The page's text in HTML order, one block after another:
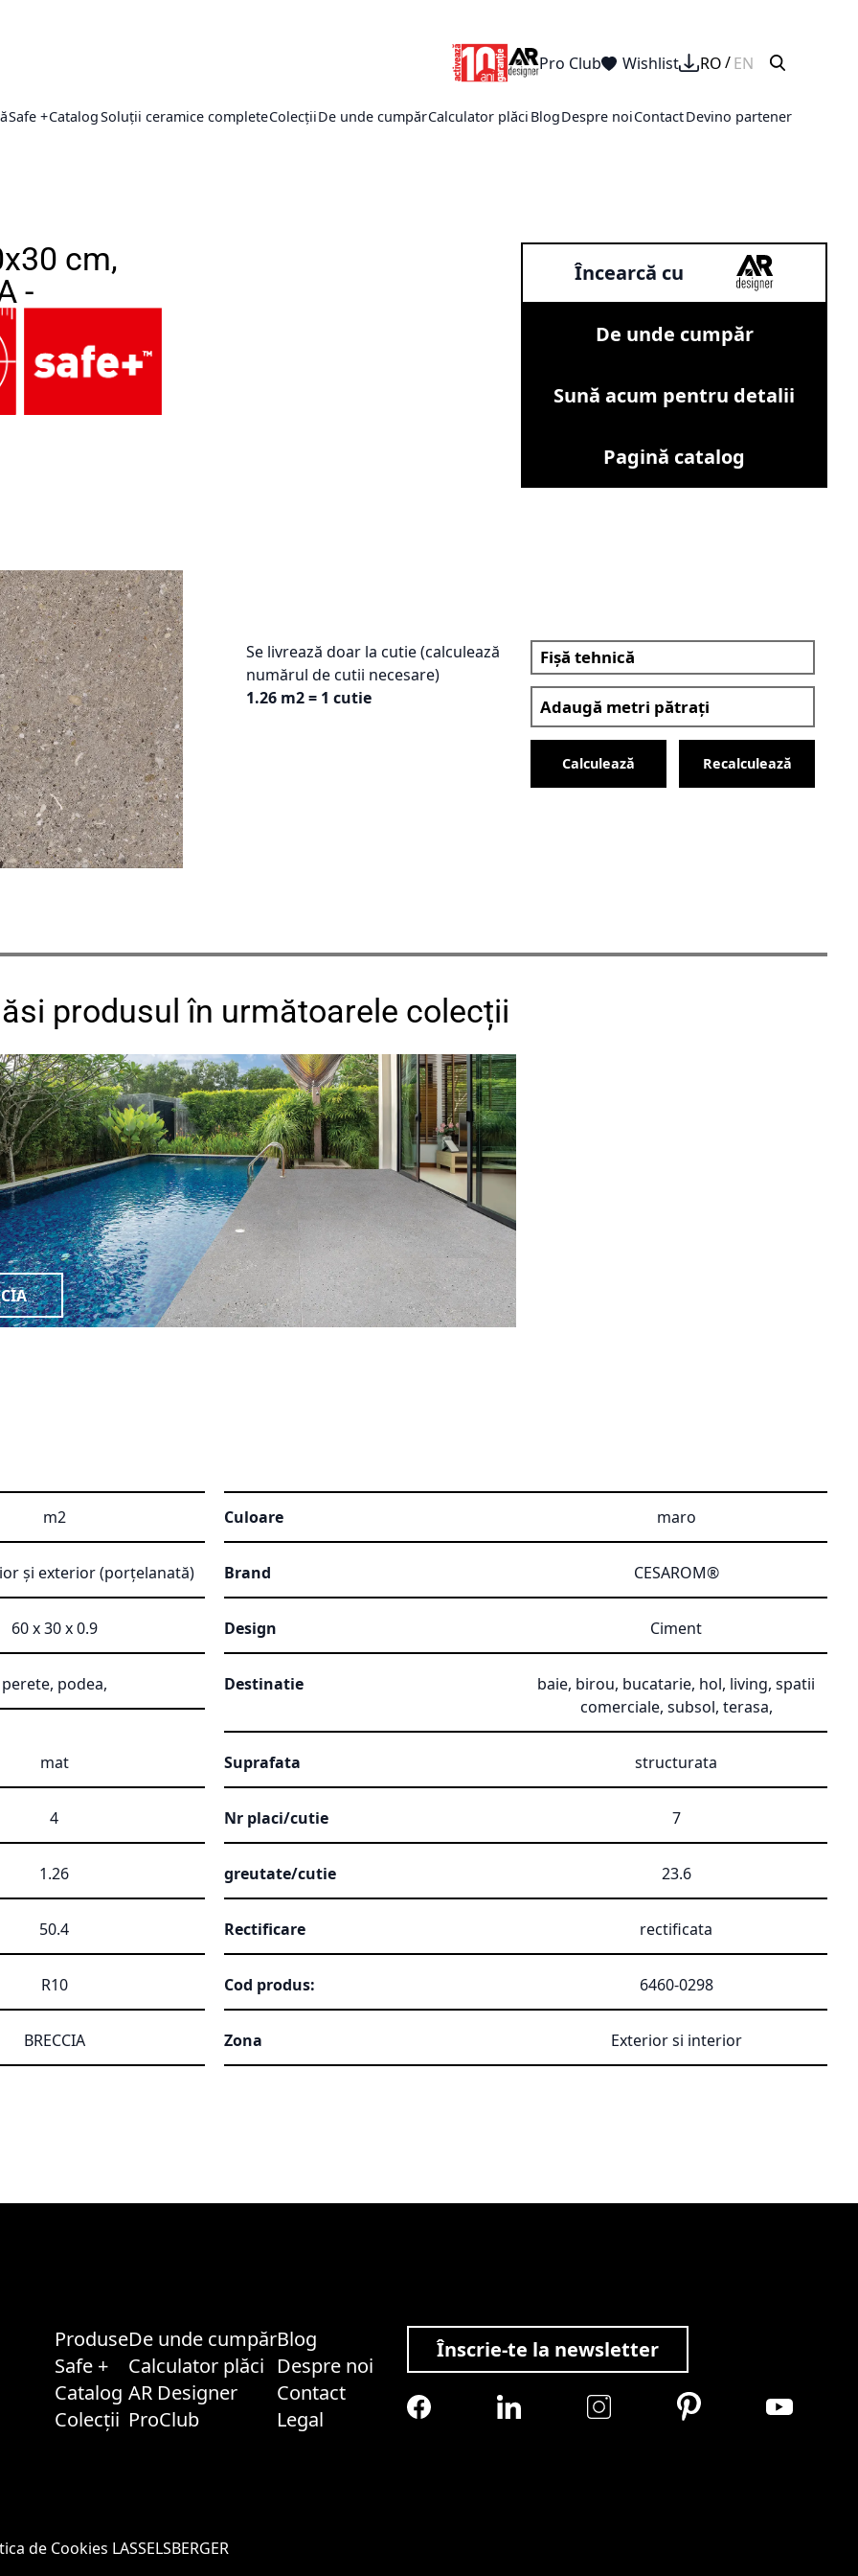
Pro Club Wishlist RO EN
Safe +CatalogSoluții ceramice completeColecțiiDe unde cumpărCalculator plăci BlogDespre noiContactDevino partener
cm,
-
Încearcă cu
De unde cumpăr
Sună acum pentru detalii
Pagină catalog
Se livrează doar la cutie (calculează
numărul de cutii necesare)
1.26 m2 = 1 cutie
Fișă tehnică
Calculează Recalculează
produsul în următoarele colecții
m2 Culoare maro
și exterior (porțelanată) Brand CESAROM®
60 x 30 x 0.9 Design Ciment
perete, podea, Destinatie
baie, birou, bucatarie, hol, living, spatii
comerciale, subsol, terasa,
mat Suprafata structurata
4 Nr placi/cutie 7
1.26 greutate/cutie 23.6
50.4 Rectificare rectificata
R10 Cod produs: 6460-0298
BRECCIA Zona Exterior si interior
Produse
Safe +
Catalog
Colecții
De unde cumpăr
Calculator plăci
AR Designer
ProClub
Blog
Despre noi
Contact
Legal
Înscrie-te la newsletter
de Cookies LASSELSBERGER